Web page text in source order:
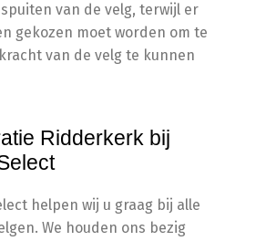
van de velg, terwijl er
gekozen moet worden om te
van de velg te kunnen
Ridderkerk bij
helpen wij u graag bij alle
We houden ons bezig